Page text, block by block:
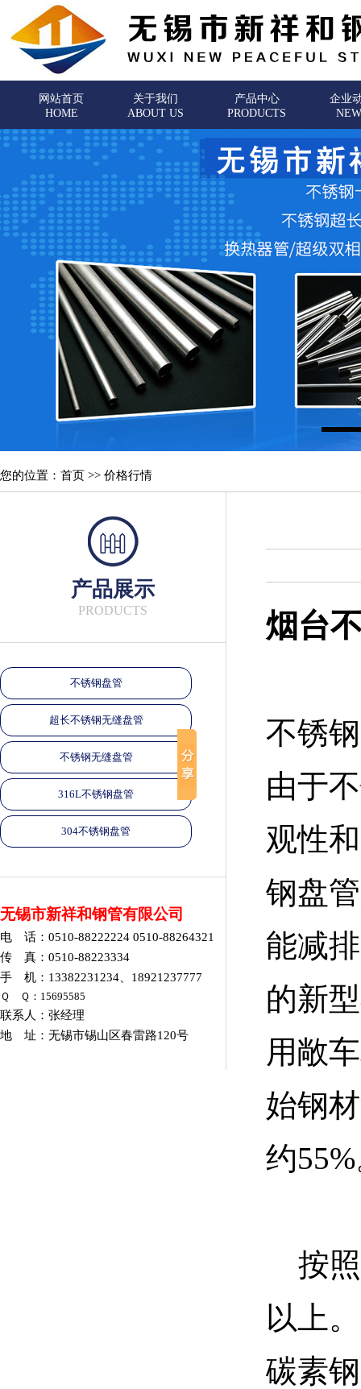
网站首页
HOME
关于我们
ABOUT US
产品中心
PRODUCTS
企业
您的位置：首页 >> 价格行情
产品展示
PRODUCTS
不锈钢盘管
超长不锈钢无缝盘管
不锈钢无缝盘管
316L不锈钢盘管
304不锈钢盘管
无锡市新祥和钢管有限公司
电 话：0510-88222224 0510-88264321
传 真：0510-88223334
手 机：13382231234、18921237777
Ｑ Ｑ：15695585
联系人：张经理
地 址：无锡市锡山区春雷路120号
烟台
不锈
由于
观性
钢盘
能减
的新
用敞
始钢
约
按照
以上
碳素